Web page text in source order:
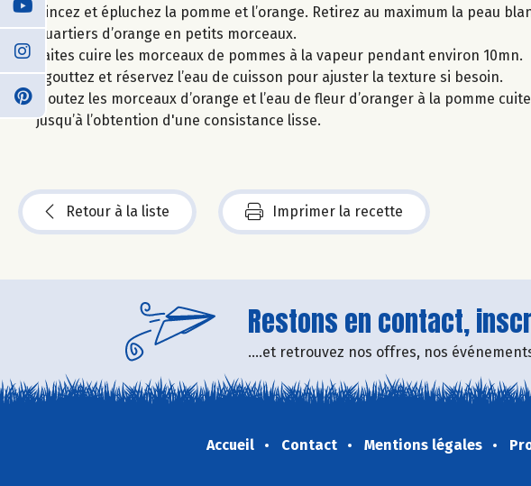
Rincez et épluchez la pomme et l’orange. Retirez au maximum la peau
quartiers d’orange en petits morceaux.
Faites cuire les morceaux de pommes à la vapeur pendant environ 10mn.
Egouttez et réservez l’eau de cuisson pour ajuster la texture si besoin.
Ajoutez les morceaux d’orange et l’eau de fleur d’oranger à la pomme
jusqu’à l’obtention d'une consistance lisse.
Retour à la liste Imprimer la recette
Restons en contact,
....et retrouvez nos offres, nos
Accueil Contact Mentions légales